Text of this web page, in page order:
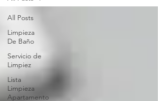
All Posts
Limpieza
De Baño
Servicio de
Limpiez
Lista
Limpieza
Apartamento